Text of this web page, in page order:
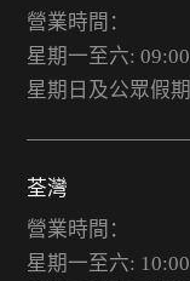
營業時間：
星期一至六:
星期日及公眾假
荃灣
營業時間：
星期一至六: